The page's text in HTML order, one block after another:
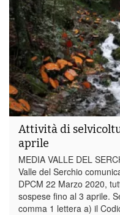
Attività di
aprile
MEDIA VALLE DEL
Valle del Serchio
DPCM 22 Marzo 2020,
sospese fino al 3 aprile.
comma 1 lettera a) il